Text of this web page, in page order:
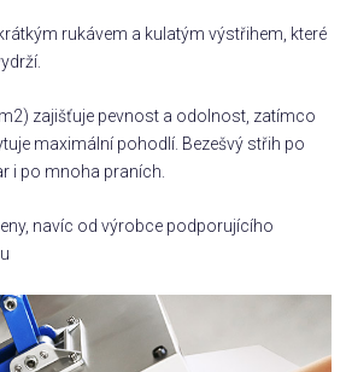
rukávem a kulatým výstřihem, které
zajišťuje pevnost a odolnost, zatímco
maximální pohodlí. Bezešvý střih po
i po mnoha praních.
navíc od výrobce podporujícího